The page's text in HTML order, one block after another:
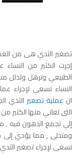
تصغير الثدي هى من
إجرت الكثير من
الطبيعي وترهل وتدلل
النساء تسعي لإجراء
ان عملية تصغير الثدي
التى تعاني منها
إلي تجمع الدهون فيه ,
ومتدلى , مما يؤدي إلى
تسعى لإجراء تصغير